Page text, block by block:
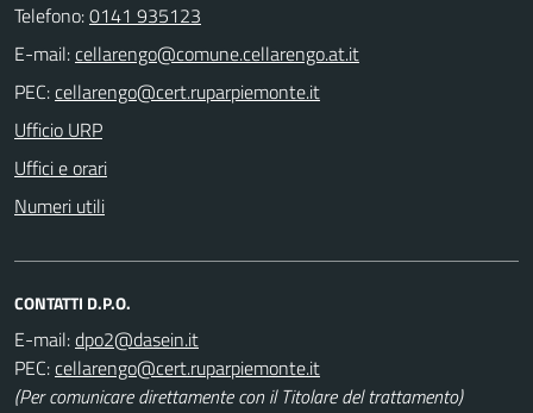
Telefono:0141 935123
E-mail:
PEC:
Ufficio URP
Uffici e orari
Numeri utili
CONTATTI D.P.O.
E-mail:
PEC:
(Per comunicare direttamente con il Titolare del trattamento)